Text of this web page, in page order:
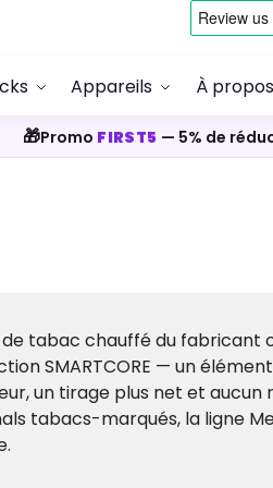
Appareils À propos
🎁Promo FIRST5 — 5% de
tabac chauffé du fabricant
SMARTCORE — un
un tirage plus net et
tabacs-marqués, la ligne